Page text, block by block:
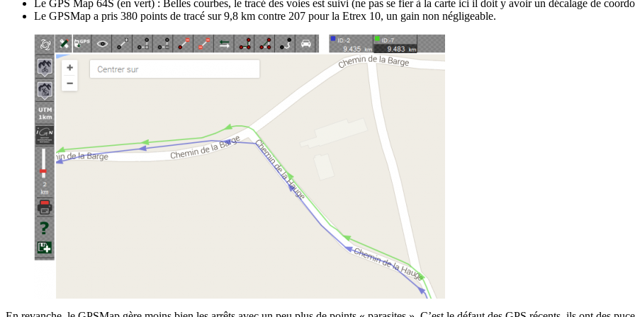
Le GPS Map 64S (en vert) : Belles courbes, le tracé des voies est suivi (ne pas se fier à la carte ici il doit y avoir un décalage de
Le GPSMap a pris 380 points de tracé sur 9,8 km contre 207 pour la Etrex 10, un gain non négligeable.